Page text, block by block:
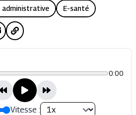
administrative E-santé
0:00
Vitesse :